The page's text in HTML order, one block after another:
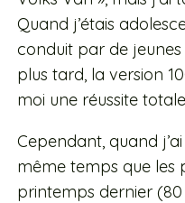
Quand j’étais
conduit par de
plus tard, la version
moi une réussite
Cependant, quand
même temps que les
printemps dernier